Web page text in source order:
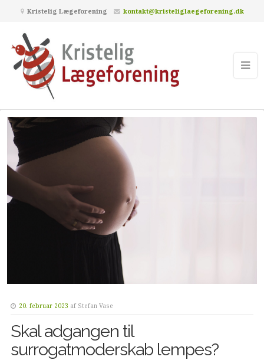
Kristelig Lægeforening kontakt@kristeliglaegeforening.dk
20. februar 2023 afStefan Vase
Skal adgangen til
surrogatmoderskab lempes?